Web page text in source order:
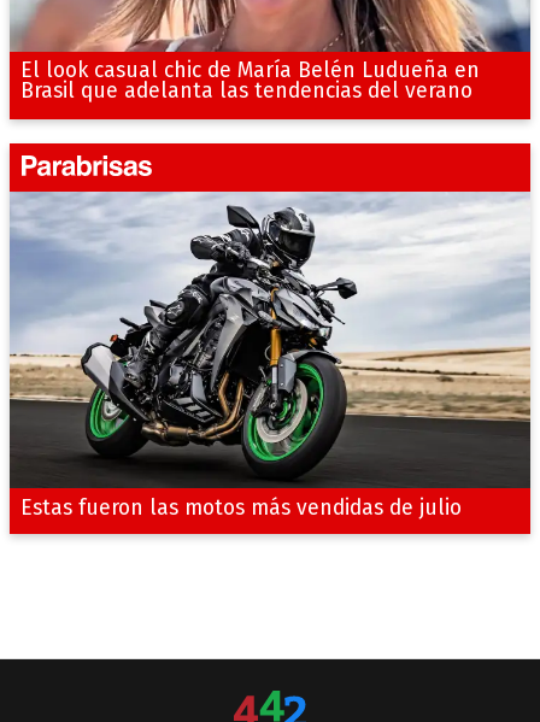
El look casual chic de María Belén Ludueña en
Brasil que adelanta las tendencias del verano
Estas fueron las motos más vendidas de julio